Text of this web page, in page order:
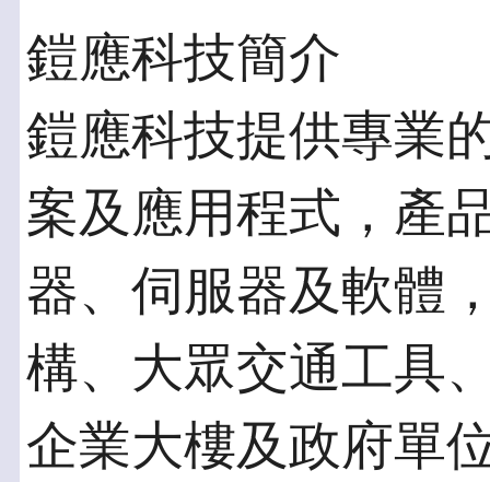
鎧應科技簡介
鎧應科技提供專業
案及應用程式，產
器、伺服器及軟體
構、大眾交通工具
企業大樓及政府單